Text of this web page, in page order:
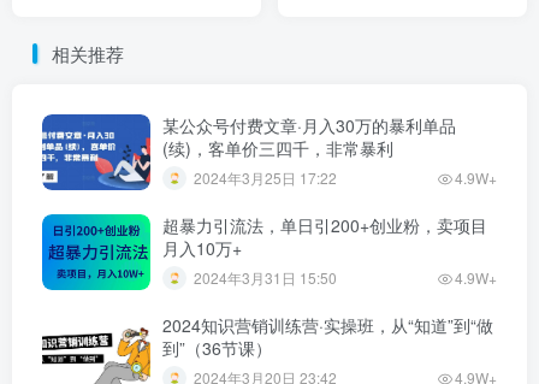
相关推荐
某公众号付费文章·月入30万的暴利单品
(续)，客单价三四千，非常暴利
2024年3月25日 17:22 4.9W+
超暴力引流法，单日引200+创业粉，卖项目
月入10万+
2024年3月31日 15:50 4.9W+
2024知识营销训练营·实操班，从“知道”到“做
到”（36节课）
2024年3月20日 23:42 4.9W+